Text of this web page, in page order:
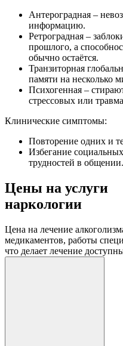
Антероградная –
информацию.
Ретроградная –
прошлого, а
обычно остаётся.
Транзиторная
памяти на несколько
Психогенная –
стрессовых или
Клинические симптомы:
Повторение одних и
Избегание
трудностей в общении.
Цены на услуги
наркологии
Цена на лечение
медикаментов, работы
что делает лечение